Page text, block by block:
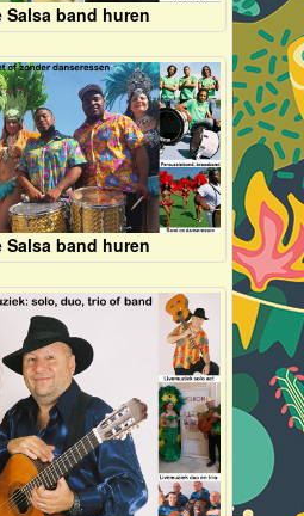
Salsa band huren
Salsa band huren